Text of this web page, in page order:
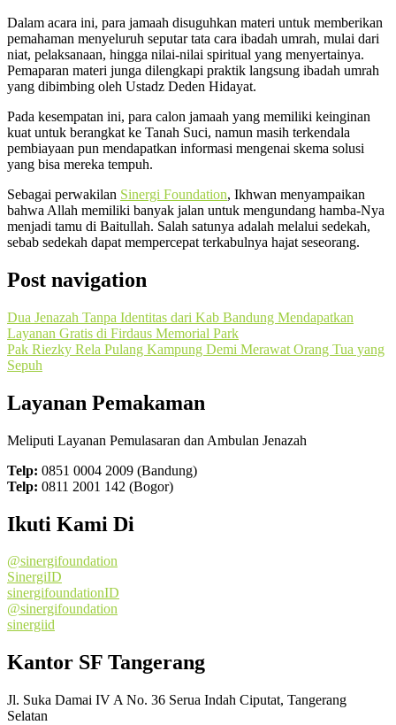
Dalam acara ini, para jamaah disuguhkan materi untuk memberikan
pemahaman menyeluruh seputar tata cara ibadah umrah, mulai dari
niat, pelaksanaan, hingga nilai-nilai spiritual yang menyertainya.
Pemaparan materi junga dilengkapi praktik langsung ibadah umrah
yang dibimbing oleh Ustadz Deden Hidayat.
Pada kesempatan ini, para calon jamaah yang memiliki keinginan
kuat untuk berangkat ke Tanah Suci, namun masih terkendala
pembiayaan pun mendapatkan informasi mengenai skema solusi
yang bisa mereka tempuh.
Sebagai perwakilan Sinergi Foundation, Ikhwan menyampaikan
bahwa Allah memiliki banyak jalan untuk mengundang hamba-Nya
menjadi tamu di Baitullah. Salah satunya adalah melalui sedekah,
sebab sedekah dapat mempercepat terkabulnya hajat seseorang.
Post navigation
Dua Jenazah Tanpa Identitas dari Kab Bandung Mendapatkan
Layanan Gratis di Firdaus Memorial Park
Pak Riezky Rela Pulang Kampung Demi Merawat Orang Tua yang
Sepuh
Layanan Pemakaman
Meliputi Layanan Pemulasaran dan Ambulan Jenazah
Telp: 0851 0004 2009 (Bandung)
Telp: 0811 2001 142 (Bogor)
Ikuti Kami Di
@sinergifoundation
SinergiID
sinergifoundationID
@sinergifoundation
sinergiid
Kantor SF Tangerang
Jl. Suka Damai IV A No. 36 Serua Indah Ciputat, Tangerang
Selatan